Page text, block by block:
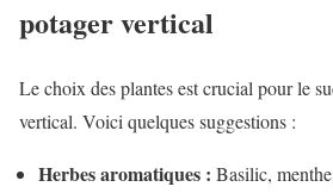
potager vertical
Le choix des plantes est crucial pour le
vertical. Voici quelques suggestions :
Herbes aromatiques : Basilic,